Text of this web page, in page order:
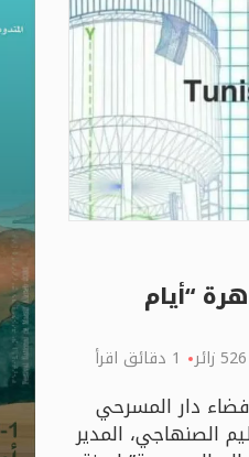
“أيام
526 زائر 1 دقائق اقرأ
من فضاء دار المسرحي
الصنهاجي، المدير